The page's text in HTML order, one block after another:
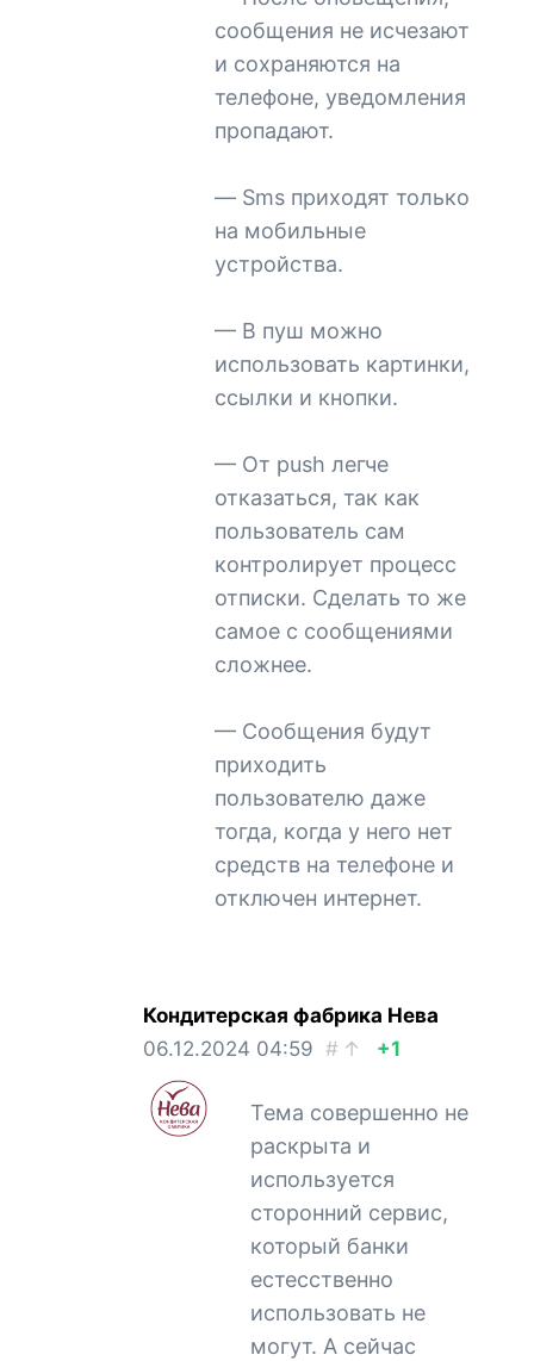
сообщения не исчезают
и сохраняются на
телефоне, уведомления
пропадают.
— Sms приходят только
на мобильные
устройства.
— В пуш можно
использовать картинки,
ссылки и кнопки.
— От push легче
отказаться, так как
пользователь сам
контролирует процесс
отписки. Сделать то же
самое с сообщениями
сложнее.
— Сообщения будут
приходить
пользователю даже
тогда, когда у него нет
средств на телефоне и
отключен интернет.
Кондитерская фабрика Нева
06.12.2024 04:59 # ↑ +1
Тема совершенно не
раскрыта и
используется
сторонний сервис,
который банки
естесственно
использовать не
могут. А сейчас